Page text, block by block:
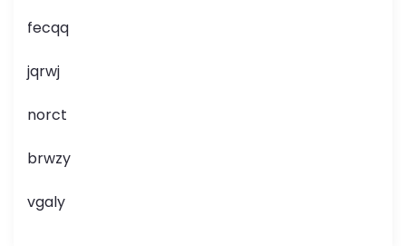
fecqq
jqrwj
norct
brwzy
vgaly